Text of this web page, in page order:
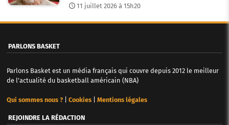
l
e
s
11 juillet 2026 à 15h20
PARLONS BASKET
Parlons Basket est un média français qui couvre depuis 2012 le meilleur
de l'actualité du basketball américain (NBA)
Qui sommes nous ?| Cookies| Mentions légales
REJOINDRE LA RÉDACTION